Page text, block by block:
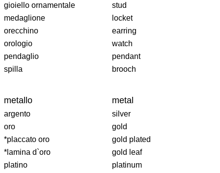
gioiello ornamentale
stud
medaglione
locket
orecchino
earring
orologio
watch
pendaglio
pendant
spilla
brooch
metallo metal
argento
silver
oro
gold
*placcato oro
gold plated
*lamina d`oro
gold leaf
platino
platinum